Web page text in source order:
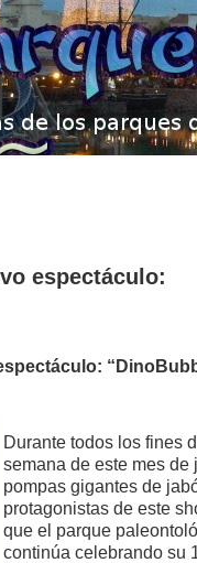
espectáculo:
Durante todos los fines
semana de este mes de
pompas gigantes de
protagonistas de este
que el parque
continúa celebrando su